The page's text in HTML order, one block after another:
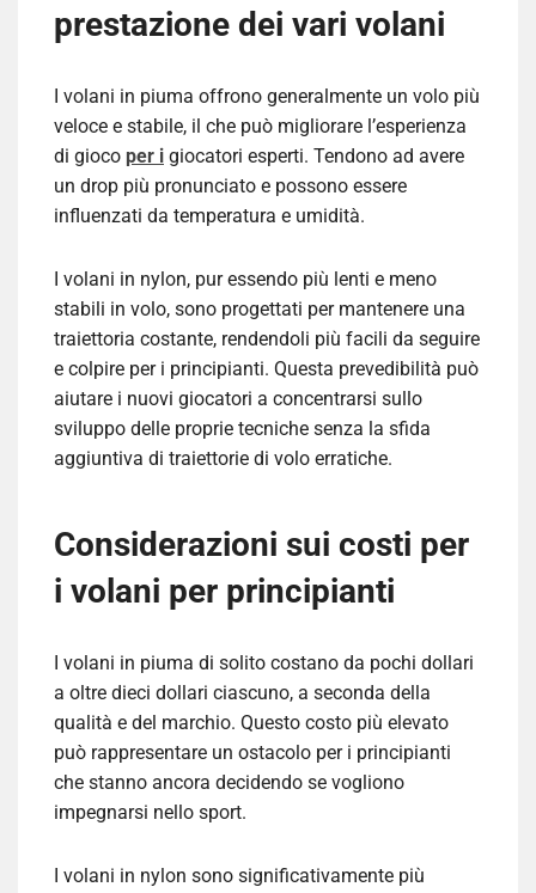
prestazione dei vari volani
I volani in piuma offrono generalmente un volo più
veloce e stabile, il che può migliorare l’esperienza
di gioco per i giocatori esperti. Tendono ad avere
un drop più pronunciato e possono essere
influenzati da temperatura e umidità.
I volani in nylon, pur essendo più lenti e meno
stabili in volo, sono progettati per mantenere una
traiettoria costante, rendendoli più facili da seguire
e colpire per i principianti. Questa prevedibilità può
aiutare i nuovi giocatori a concentrarsi sullo
sviluppo delle proprie tecniche senza la sfida
aggiuntiva di traiettorie di volo erratiche.
Considerazioni sui costi per
i volani per principianti
I volani in piuma di solito costano da pochi dollari
a oltre dieci dollari ciascuno, a seconda della
qualità e del marchio. Questo costo più elevato
può rappresentare un ostacolo per i principianti
che stanno ancora decidendo se vogliono
impegnarsi nello sport.
I volani in nylon sono significativamente più